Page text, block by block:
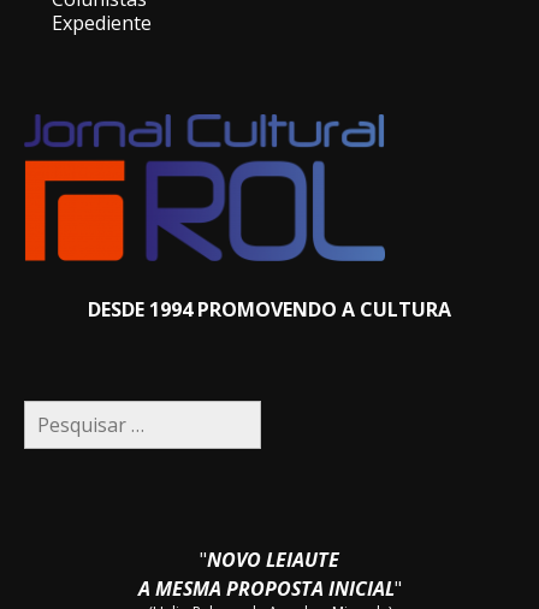
Expediente
DESDE 1994 PROMOVENDO A CULTURA
Pesquisar
por:
"NOVO LEIAUTE
A MESMA PROPOSTA INICIAL"